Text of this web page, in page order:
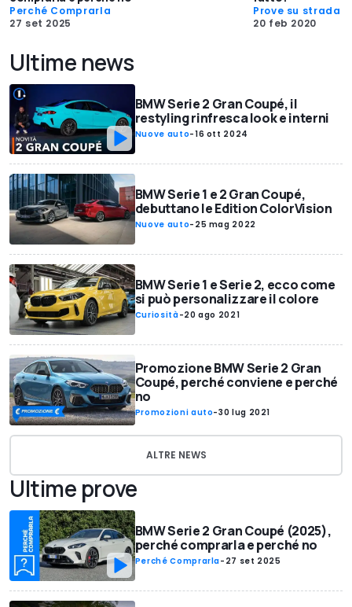
Perché Comprarla
27 set 2025
Prove su strada
20 feb 2020
Ultime news
BMW Serie 2 Gran Coupé, il
restyling rinfresca look e interni
Nuove auto-16 ott 2024
BMW Serie 1 e 2 Gran Coupé,
debuttano le Edition ColorVision
Nuove auto- 25 mag 2022
BMW Serie 1 e Serie 2, ecco come
si può personalizzare il colore
Curiosità-20 ago 2021
Promozione BMW Serie 2 Gran
Coupé, perché conviene e perché
no
Promozioni auto-30 lug 2021
ALTRE NEWS
Ultime prove
BMW Serie 2 Gran Coupé (2025),
perché comprarla e perché no
Perché Comprarla- 27 set 2025